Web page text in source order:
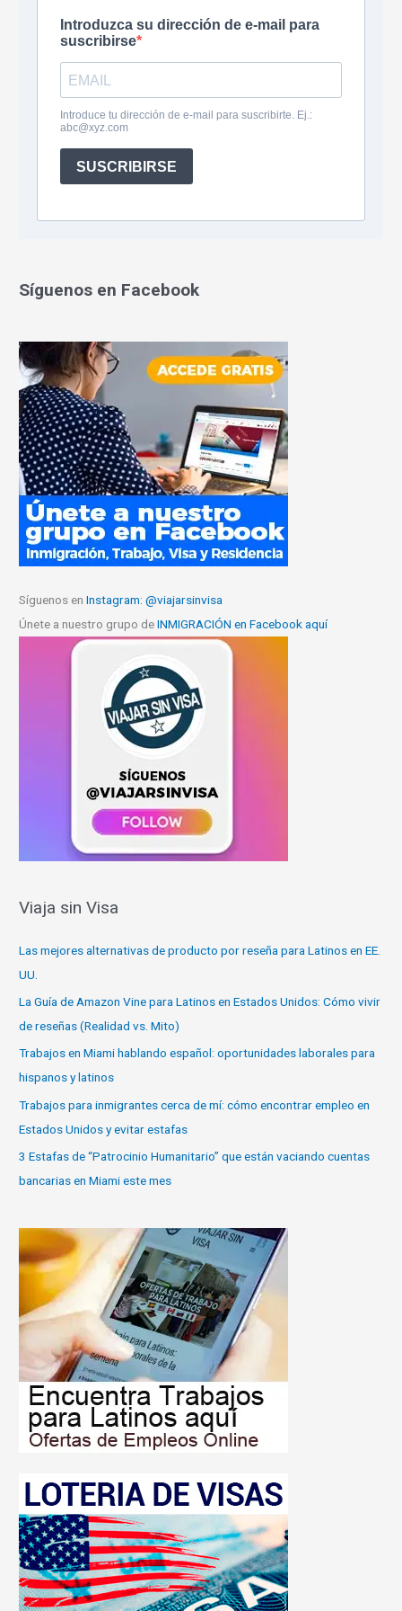
Síguenos en Facebook
Síguenos enInstagram: @viajarsinvisa
Únete a nuestro grupo deINMIGRACIÓN en Facebook aquí
Viaja sin Visa
Las mejores alternativas de producto por reseña para Latinos en EE.
UU.
La Guía de Amazon Vine para Latinos en Estados Unidos: Cómo vivir
de reseñas (Realidad vs. Mito)
Trabajos en Miami hablando español: oportunidades laborales para
hispanos y latinos
Trabajos para inmigrantes cerca de mí: cómo encontrar empleo en
Estados Unidos y evitar estafas
3 Estafas de “Patrocinio Humanitario” que están vaciando cuentas
bancarias en Miami este mes